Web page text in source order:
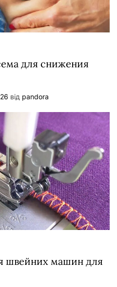
для снижения
від pandora
швейних машин для